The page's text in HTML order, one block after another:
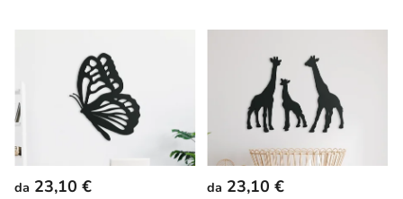
da 23,10 € da 23,10 €